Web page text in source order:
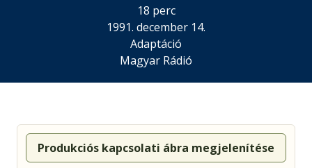
18 perc
1991. december 14.
Adaptáció
Magyar Rádió
Produkciós kapcsolati ábra megjelenítése